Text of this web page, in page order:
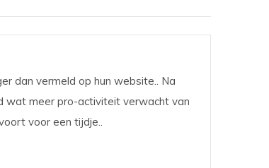
dan vermeld op hun website.. Na
wat meer pro-activiteit verwacht van
voor een tijdje..